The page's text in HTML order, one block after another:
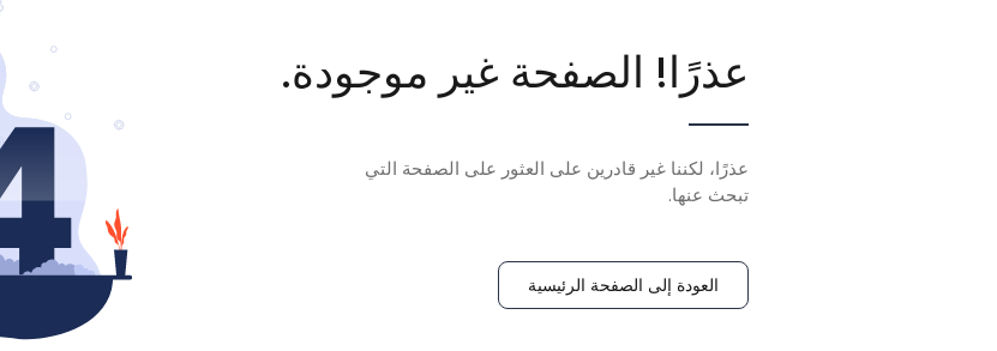
عذرًا! الصفحة غير موجودة.
عذرًا، لكننا غير قادرين على العثور على الصفحة التي
تبحث عنها.
العودة إلى الصفحة الرئيسية